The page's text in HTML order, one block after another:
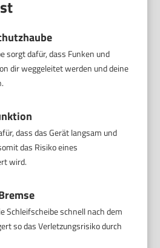
sorgt dafür, dass Funken und
dir weggeleitet werden und deine
dass das Gerät langsam und
das Risiko eines
wird.
Schleifscheibe schnell nach dem
so das Verletzungsrisiko durch